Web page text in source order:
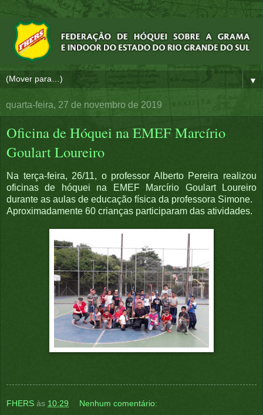
▼
quarta-feira, 27 de novembro de 2019
Oficina de Hóquei na EMEF Marcírio
Goulart Loureiro
Na terça-feira, 26/11, o professor Alberto Pereira realizou
oficinas de hóquei na EMEF Marcírio Goulart Loureiro
durante as aulas de educação física da professora Simone.
Aproximadamente 60 crianças participaram das atividades.
FHERS às 10:29 Nenhum comentário: